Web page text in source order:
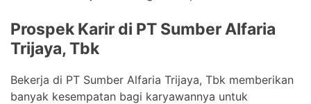
Prospek Karir di PT Sumber Alfaria
Trijaya, Tbk
Bekerja di PT Sumber Alfaria Trijaya, Tbk memberikan
banyak kesempatan bagi karyawannya untuk